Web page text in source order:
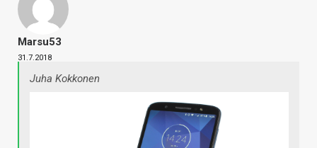
Marsu53
31.7.2018
Juha Kokkonen